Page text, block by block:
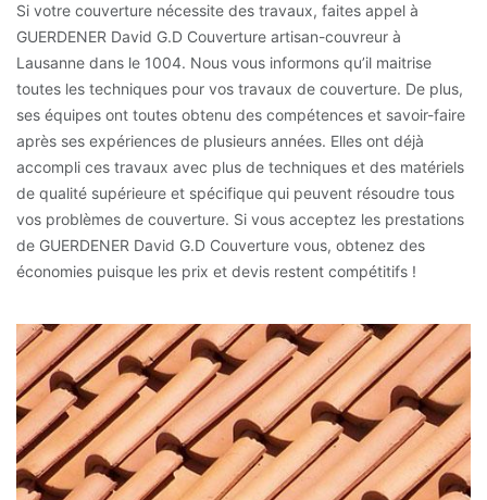
Si votre couverture nécessite des travaux, faites appel à
GUERDENER David G.D Couverture artisan-couvreur à
Lausanne dans le 1004. Nous vous informons qu’il maitrise
toutes les techniques pour vos travaux de couverture. De plus,
ses équipes ont toutes obtenu des compétences et savoir-faire
après ses expériences de plusieurs années. Elles ont déjà
accompli ces travaux avec plus de techniques et des matériels
de qualité supérieure et spécifique qui peuvent résoudre tous
vos problèmes de couverture. Si vous acceptez les prestations
de GUERDENER David G.D Couverture vous, obtenez des
économies puisque les prix et devis restent compétitifs !